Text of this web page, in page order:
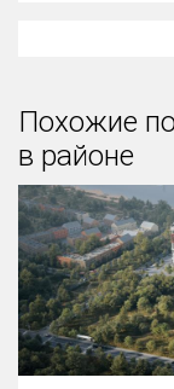
Похожие
в районе